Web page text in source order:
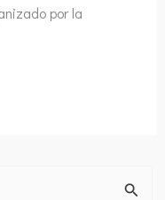
por la